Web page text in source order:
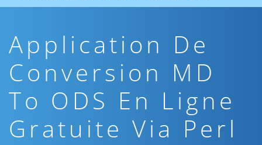
Application De
Conversion MD
To ODS En Ligne
Gratuite Via Perl